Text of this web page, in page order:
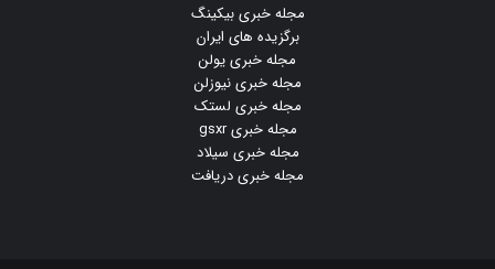
مجله خبری بیکینگ
برگزیده های ایران
مجله خبری یولن
مجله خبری نیوزلن
مجله خبری لستک
مجله خبری gsxr
مجله خبری سیلاد
مجله خبری دریافت